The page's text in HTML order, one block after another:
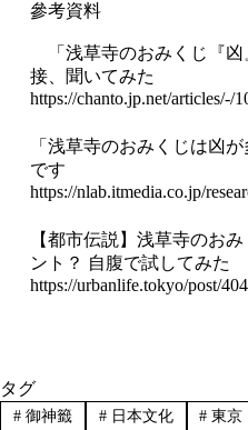
參考資料
「浅草寺のおみくじ『凶
接、聞いてみた
https://chanto.jp.net/articles/-/
「浅草寺のおみくじは凶
です
https://nlab.itmedia.co.jp/
【都市伝説】浅草寺のお
ント？ 自腹で試してみた
https://urbanlife.tokyo/post/
タグ
#御神籤 #日本文化 # 東京